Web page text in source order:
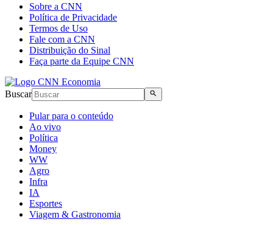
Sobre a CNN
Política de Privacidade
Termos de Uso
Fale com a CNN
Distribuição do Sinal
Faça parte da Equipe CNN
Buscar
Pular para o conteúdo
Ao vivo
Política
Money
WW
Agro
Infra
IA
Esportes
Viagem & Gastronomia